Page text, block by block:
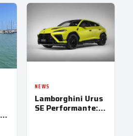
NEWS
Lamborghini Urus
SE Performante: